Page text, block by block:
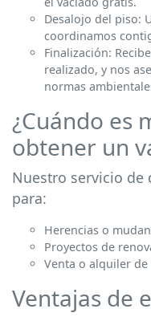
Desalojo del piso:
coordinamos
Finalización:
realizado, y nos
normas
¿Cuándo es
obtener un
Nuestro servicio de
para:
Herencias o
Proyectos de
Venta o alquiler
Ventajas de